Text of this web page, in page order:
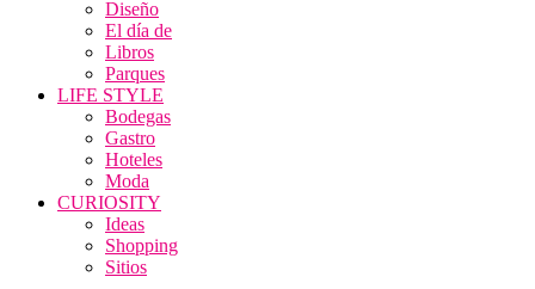
Diseño
El día de
Libros
Parques
LIFE STYLE
Bodegas
Gastro
Hoteles
Moda
CURIOSITY
Ideas
Shopping
Sitios